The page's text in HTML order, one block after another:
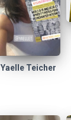
Yaelle Teicher